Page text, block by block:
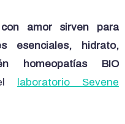
amor sirven para
esenciales, hidrato,
homeopatías BIO
laboratorio Sevene